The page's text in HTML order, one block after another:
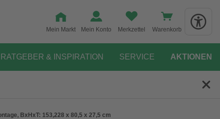
Mein Markt Mein Konto Merkzettel Warenkorb
RATGEBER & INSPIRATION SERVICE AKTIONEN
BxHxT: 153,228 x 80,5 x 27,5 cm